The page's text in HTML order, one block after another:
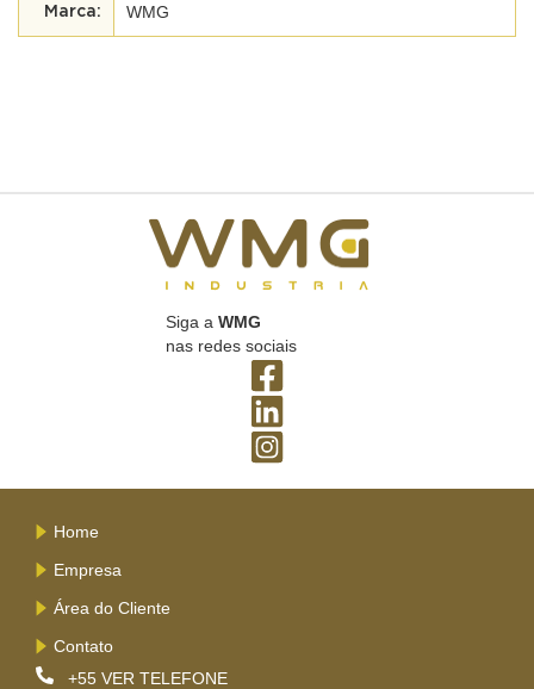
WMG
Siga a WMG
nas redes sociais
Home
Empresa
Área do Cliente
Contato
+55 VER TELEFONE